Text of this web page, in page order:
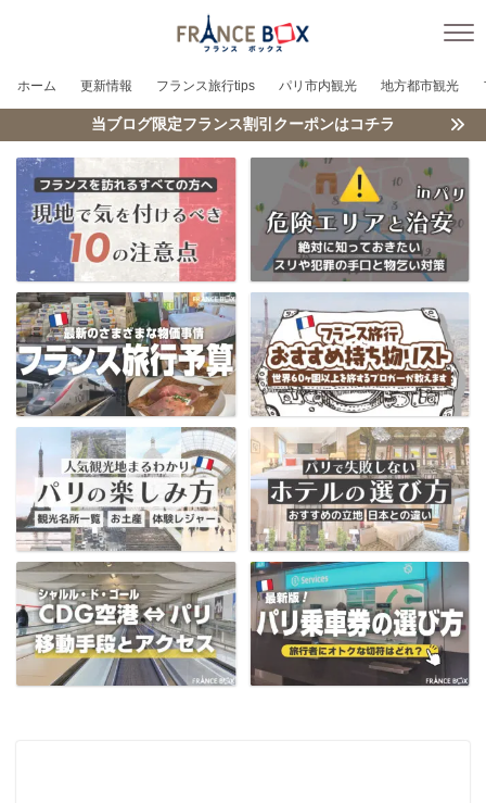
ホーム 更新情報 フランス旅行tips パリ市内観光 地方都市観光
当ブログ限定フランス割引クーポンはコチラ